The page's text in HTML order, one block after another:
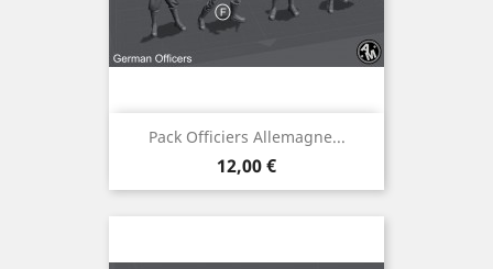
Pack Officiers Allemagne...
Prix
12,00 €